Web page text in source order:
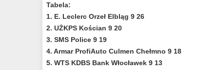
Tabela:
1. E. Leclerc Orzeł Elbląg 9 26
2. UŻKPS Kościan 9 20
3. SMS Police 9 19
4. Armar ProfiAuto Culmen Chełmno 9 18
5. WTS KDBS Bank Włocławek 9 13